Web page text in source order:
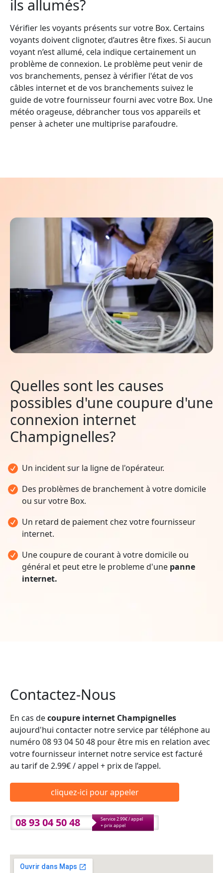
ils allumés?
Vérifier les voyants présents sur votre Box. Certains
voyants doivent clignoter, d’autres être fixes. Si aucun
voyant n’est allumé, cela indique certainement un
problème de connexion. Le problème peut venir de
vos branchements, pensez à vérifier l'état de vos
câbles internet et de vos branchements suivez le
guide de votre fournisseur fourni avec votre Box. Une
météo orageuse, débrancher tous vos appareils et
penser à acheter une multiprise parafoudre.
Quelles sont les causes
possibles d'une coupure d'une
connexion internet
Champignelles?
Un incident sur la ligne de l'opérateur.
Des problèmes de branchement à votre domicile
ou sur votre Box.
Un retard de paiement chez votre fournisseur
internet.
Une coupure de courant à votre domicile ou
général et peut etre le probleme d'une panne
internet.
Contactez-Nous
En cas decoupure internet Champignelles
aujourd'hui contacter notre service par téléphone au
numéro 08 93 04 50 48 pour être mis en relation avec
votre fournisseur internet notre service est facturé
au tarif de 2.99€ / appel + prix de l’appel.
cliquez-ici pour appeler
08 93 04 50 48
Service 2.99€ / appel
+ prix appel